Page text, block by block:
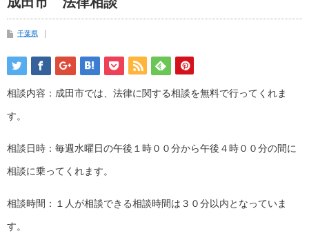
千葉県
相談内容：成田市では、法律に関する相談を無料で行ってくれま
す。
相談日時：毎週水曜日の午後１時００分から午後４時００分の間に
相談に乗ってくれます。
相談時間：１人が相談できる相談時間は３０分以内となっていま
す。